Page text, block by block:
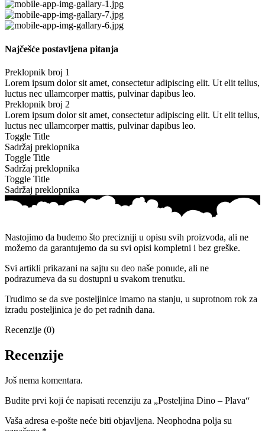
Najčešće postavljena pitanja
Preklopnik broj 1
Lorem ipsum dolor sit amet, consectetur adipiscing elit. Ut elit tellus,
luctus nec ullamcorper mattis, pulvinar dapibus leo.
Preklopnik broj 2
Lorem ipsum dolor sit amet, consectetur adipiscing elit. Ut elit tellus,
luctus nec ullamcorper mattis, pulvinar dapibus leo.
Toggle Title
Sadržaj preklopnika
Toggle Title
Sadržaj preklopnika
Toggle Title
Sadržaj preklopnika
Nastojimo da budemo što precizniji u opisu svih proizvoda, ali ne
možemo da garantujemo da su svi opisi kompletni i bez greške.
Svi artikli prikazani na sajtu su deo naše ponude, ali ne
podrazumeva da su dostupni u svakom trenutku.
Trudimo se da sve posteljinice imamo na stanju, u suprotnom rok za
izradu posteljinica je do pet radnih dana.
Recenzije (0)
Recenzije
Još nema komentara.
Budite prvi koji će napisati recenziju za „Posteljina Dino – Plava“
Vaša adresa e-pošte neće biti objavljena. Neophodna polja su